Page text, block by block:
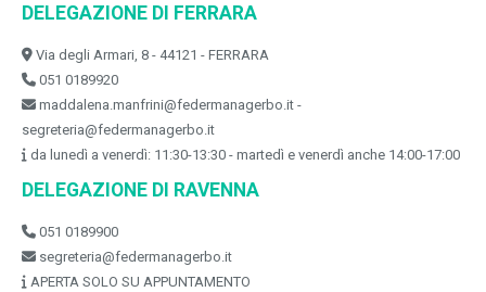
DELEGAZIONE DI FERRARA
Via degli Armari, 8 - 44121 - FERRARA
051 0189920
maddalena.manfrini@federmanagerbo.it -
segreteria@federmanagerbo.it
da lunedì a venerdì: 11:30-13:30 - martedì e venerdì anche 14:00-17:00
DELEGAZIONE DI RAVENNA
051 0189900
segreteria@federmanagerbo.it
APERTA SOLO SU APPUNTAMENTO